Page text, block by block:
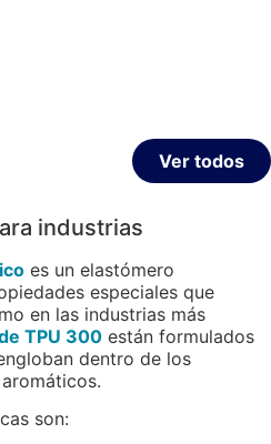
Ver todos
industrias
es un elastómero
especiales que
en las industrias más
TPU 300 están formulados
dentro de los
son: